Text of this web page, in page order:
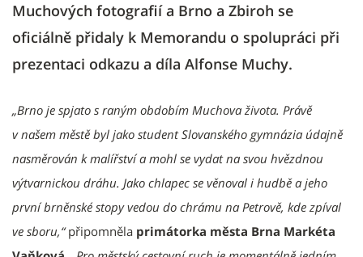
Muchových fotografií a Brno a Zbiroh se
oficiálně přidaly k Memorandu o spolupráci při
prezentaci odkazu a díla Alfonse Muchy.
„Brno je spjato s raným obdobím Muchova života. Právě
v našem městě byl jako student Slovanského gymnázia údajně
nasměrován k malířství a mohl se vydat na svou hvězdnou
výtvarnickou dráhu. Jako chlapec se věnoval i hudbě a jeho
první brněnské stopy vedou do chrámu na Petrově, kde zpíval
ve sboru,“připomněla primátorka města Brna Markéta